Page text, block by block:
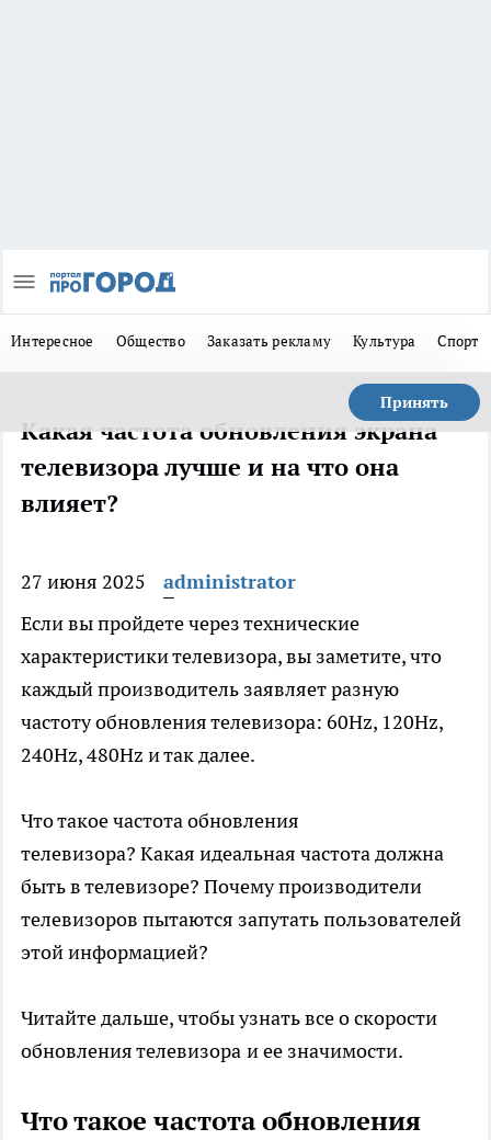
Интересное Общество Заказать рекламу Культура Спорт
Принять
Какая частота обновления экрана
телевизора лучше и на что она
влияет?
27 июня 2025
administrator
Если вы пройдете через технические
характеристики телевизора, вы заметите, что
каждый производитель заявляет разную
частоту обновления телевизора: 60Hz, 120Hz,
240Hz, 480Hz и так далее.
Что такое частота обновления
телевизора? Какая идеальная частота должна
быть в телевизоре? Почему производители
телевизоров пытаются запутать пользователей
этой информацией?
Читайте дальше, чтобы узнать все о скорости
обновления телевизора и ее значимости.
Что такое частота обновления